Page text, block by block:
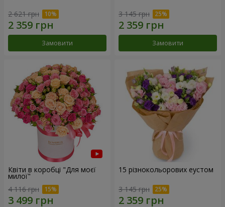
2 621 грн
Замовити
3 145 грн
Замовити
Квіти в коробці "Для моєї
милої"
4 116 грн
15 різнокольорових еустом
3 145 грн